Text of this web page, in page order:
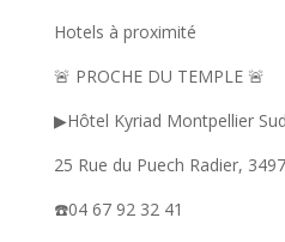
Hotels à proximité
🚨 PROCHE DU TEMPLE 🚨
▶︎Hôtel Kyriad Montpellier Sud
25 Rue du Puech Radier,
☎️04 67 92 32 41